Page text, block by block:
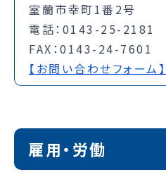
室蘭市幸町1番2号
電話：0143-25-2181
FAX：0143-24-7601
【お問い合わせフォーム】
雇用・労働